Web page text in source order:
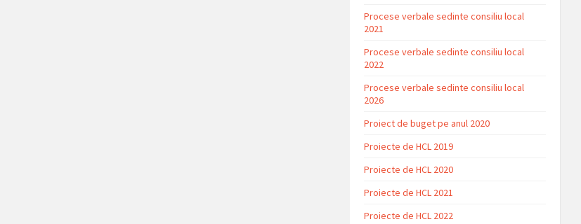
Procese verbale sedinte consiliu local
2021
Procese verbale sedinte consiliu local
2022
Procese verbale sedinte consiliu local
2026
Proiect de buget pe anul 2020
Proiecte de HCL 2019
Proiecte de HCL 2020
Proiecte de HCL 2021
Proiecte de HCL 2022